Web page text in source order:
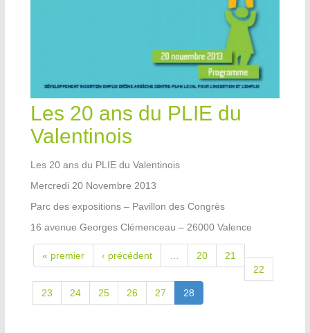
Les 20 ans du PLIE du
Valentinois
Les 20 ans du PLIE du Valentinois
Mercredi 20 Novembre 2013
Parc des expositions – Pavillon des Congrès
16 avenue Georges Clémenceau – 26000 Valence
« premier ‹ précédent 20
21
22
23 24 25 26 27 28